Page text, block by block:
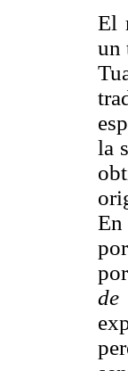
El
un
la
En
de